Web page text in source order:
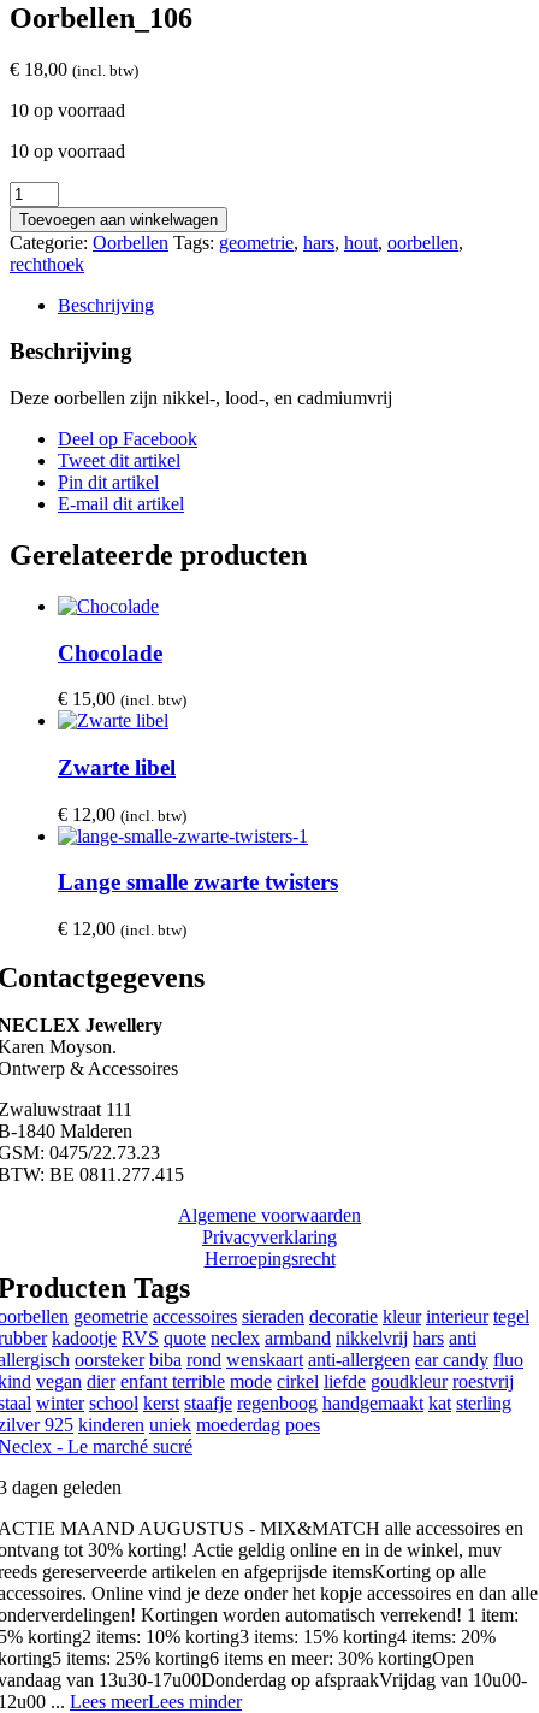
Oorbellen_106
€ 18,00 (incl. btw)
10 op voorraad
10 op voorraad
Oorbellen_106
aantal
Toevoegen aan winkelwagen
Categorie: Oorbellen Tags: geometrie, hars, hout, oorbellen,
rechthoek
Beschrijving
Beschrijving
Deze oorbellen zijn nikkel-, lood-, en cadmiumvrij
Deel op Facebook
Tweet dit artikel
Pin dit artikel
E-mail dit artikel
Gerelateerde producten
Chocolade
€ 15,00 (incl. btw)
Zwarte libel
€ 12,00 (incl. btw)
Lange smalle zwarte twisters
€ 12,00 (incl. btw)
Jewellery
Moyson.
& Accessoires
111
1840 Malderen
0475/22.73.23
BE 0811.277.415
Algemene voorwaarden
Privacyverklaring
Herroepingsrecht
Tags
geometrie accessoires sieraden decoratie kleur interieur tegel
kadootje RVS quote neclex armband nikkelvrij hars anti
oorsteker biba rond wenskaart anti-allergeen ear candy fluo
vegan dier enfant terrible mode cirkel liefde goudkleur roestvrij
winter school kerst staafje regenboog handgemaakt kat sterling
925 kinderen uniek moederdag poes
- Le marché sucré
dagen geleden
MAAND AUGUSTUS - MIX&MATCH alle accessoires en
tot 30% korting! Actie geldig online en in de winkel, muv
gereserveerde artikelen en afgeprijsde itemsKorting op alle
Online vind je deze onder het kopje accessoires en dan alle
Kortingen worden automatisch verrekend! 1 item:
korting2 items: 10% korting3 items: 15% korting4 items: 20%
5 items: 25% korting6 items en meer: 30% kortingOpen
van 13u30-17u00Donderdag op afspraakVrijdag van 10u00-
... Lees meerLees minder